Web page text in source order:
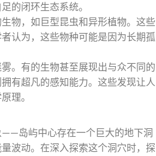
的闭环生态系统。
物，如巨型昆虫和异形植物。这些
认为，这些物种可能是因为长期孤
。有的生物甚至展现出与众不同的
有超凡的感知能力。这些发现让人
理。
岛屿中心存在一个巨大的地下洞
波动。在深入探索这个洞穴时，探